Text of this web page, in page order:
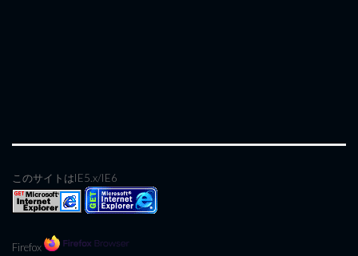
このサイトはIE5.x/IE6
Firefox